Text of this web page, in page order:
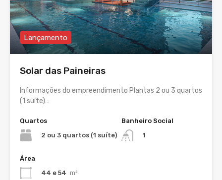
Lançamento
Solar das Paineiras
Informações do empreendimento Plantas 2 ou 3 quartos
(1 suíte)…
Quartos
2 ou 3 quartos (1 suíte)
Banheiro Social
1
Área
44 e 54 m²